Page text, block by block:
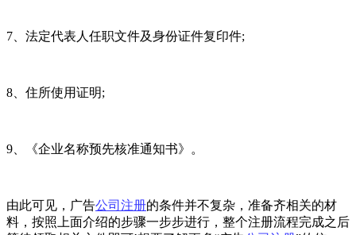
7、法定代表人任职文件及身份证件复印件;
8、住所使用证明;
9、《企业名称预先核准通知书》。
由此可见，广告公司注册的条件并不复杂，准备齐相关的材
料，按照上面介绍的步骤一步步进行，整个注册流程完成之后